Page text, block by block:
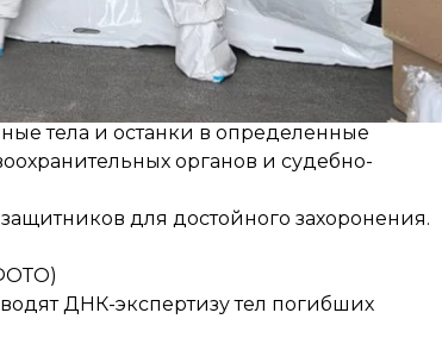
тела и останки в определенные
органов и судебно-
для достойного захоронения.
ДНК-экспертизу тел погибших